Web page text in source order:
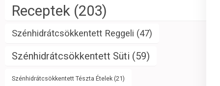
Receptek (203)
Szénhidrátcsökkentett Reggeli (47)
Szénhidrátcsökkentett Süti (59)
Szénhidrátcsökkentett Tészta Ételek (21)